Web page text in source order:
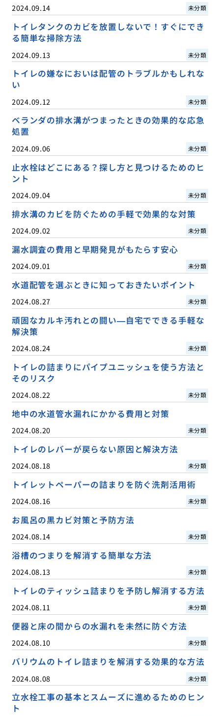
2024.09.14 未分類
トイレタンクのカビを放置しないで！すぐにでき
る簡単な掃除方法
2024.09.13 未分類
トイレの嫌なにおいは配管のトラブルかもしれな
い
2024.09.12 未分類
ベランダの排水溝がつまったときの効果的な応急
処置
2024.09.06 未分類
止水栓はどこにある？探し方と見つけるためのヒ
ント
2024.09.04 未分類
排水溝のカビを防ぐための手軽で効果的な対策
2024.09.02 未分類
漏水調査の費用と早期発見がもたらす安心
2024.09.01 未分類
水道配管を選ぶときに知っておきたいポイント
2024.08.27 未分類
頑固なカルキ汚れとの闘い—自宅でできる手軽な
解決策
2024.08.24 未分類
トイレの詰まりにパイプユニッシュを使う方法と
そのリスク
2024.08.22 未分類
地中の水道管水漏れにかかる費用と対策
2024.08.20 未分類
トイレのレバーが戻らない原因と解決方法
2024.08.18 未分類
トイレットペーパーの詰まりを防ぐ洗剤活用術
2024.08.16 未分類
お風呂の黒カビ対策と予防方法
2024.08.14 未分類
浴槽のつまりを解消する簡単な方法
2024.08.13 未分類
トイレのティッシュ詰まりを予防し解消する方法
2024.08.11 未分類
便器と床の間からの水漏れを未然に防ぐ方法
2024.08.10 未分類
バリウムのトイレ詰まりを解消する効果的な方法
2024.08.08 未分類
立水栓工事の基本とスムーズに進めるためのヒン
ト